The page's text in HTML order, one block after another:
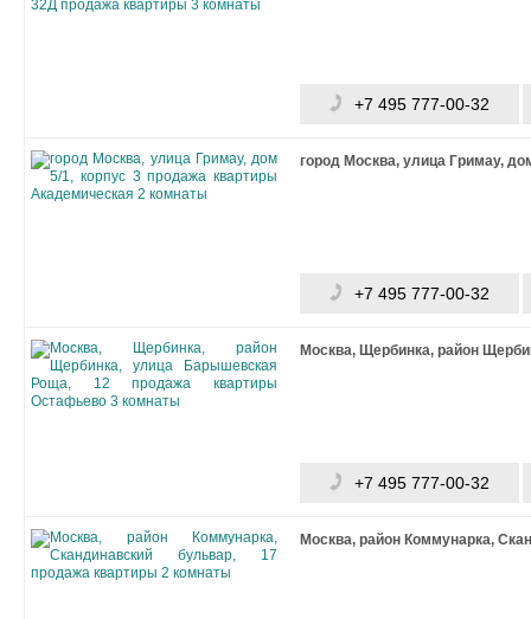
+7 495 777-00-32
город Москва, улица Гримау,
+7 495 777-00-32
Москва, Щербинка, район
+7 495 777-00-32
Москва, район Коммунарка,